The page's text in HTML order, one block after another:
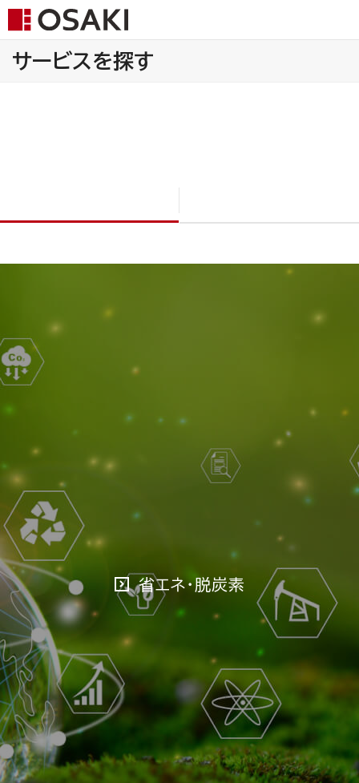
サービスを探す
省エネ・脱炭素